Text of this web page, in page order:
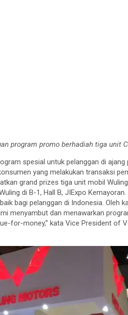
program promo berhadiah tiga unit
spesial untuk pelanggan di ajang
yang melakukan transaksi
grand prizes tiga unit mobil
di B-1, Hall B, JIExpo Kemayoran.
bagi pelanggan di Indonesia. Oleh
menyambut dan menawarkan
for-money,” kata Vice President of